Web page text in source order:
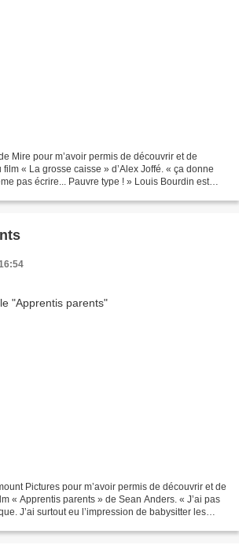
Mire pour m’avoir permis de découvrir et de
« La grosse caisse » d’Alex Joffé. « ça donne
pas écrire... Pauvre type ! » Louis Bourdin est
Pictures pour m’avoir permis de découvrir et de
« Apprentis parents » de Sean Anders. « J’ai pas
J’ai surtout eu l’impression de babysitter les